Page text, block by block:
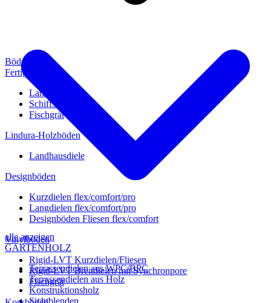
alle anzeigen
GARTENHOLZ
Terrassendielen aus WPC/BPC
Terrassendielen aus Holz
Konstruktionsholz
Sichtblenden
Böden
Fertigparkett
Landhausdiele
Schiffsboden
Fischgrät
Lindura-Holzböden
Landhausdiele
Designböden
Kurzdielen flex/comfort/pro
Langdielen flex/comfort/pro
Designböden Fliesen flex/comfort
Vinylböden
Rigid-LVT Kurzdielen/Fliesen
Rigid-LVT Breitdielen mit Synchronpore
Fischgrät